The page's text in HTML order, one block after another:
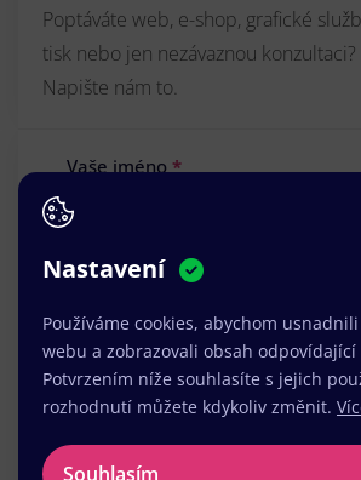
Poptáváte web, e-shop, grafické
tisk nebo jen nezávaznou konzultaci?
Napište nám to.
Vaše jméno*
Váš e-mail*
Vaše zpráva *
Nastavení
Používáme cookies, abychom
webu a zobrazovali obsah
Potvrzením níže souhlasíte s jejich
rozhodnutí můžete kdykoliv změnit.
Souhlasím